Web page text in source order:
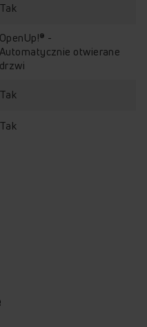
Tak
OpenUp!® -
Automatycznie otwierane
drzwi
Tak
Tak